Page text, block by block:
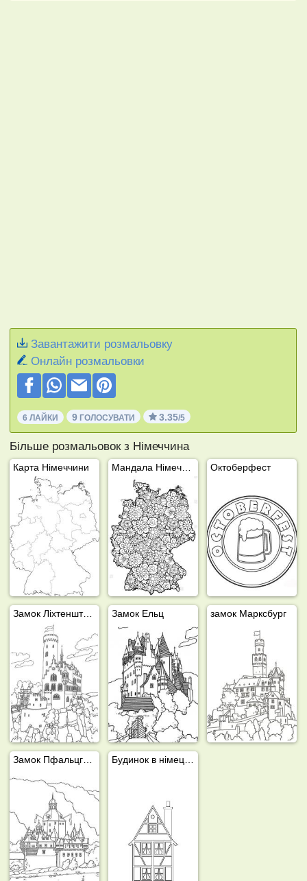
Завантажити розмальовку
Онлайн розмальовки
6 ЛАЙКИ 9 ГОЛОСУВАТИ 3.35/5
Більше розмальовок з Німеччина
Карта Німеччини Октоберфест
Замок Ліхтенштейн (Німеччина) Замок Ельц замок Марксбург